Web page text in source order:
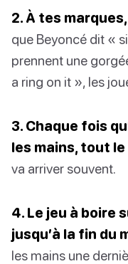
2. À tes
que Beyoncé dit «
prennent une
a ring on it », les
3. Chaque fois
les mains, tout
va arriver souvent.
4. Le jeu à boire
jusqu’à la fin du
les mains une